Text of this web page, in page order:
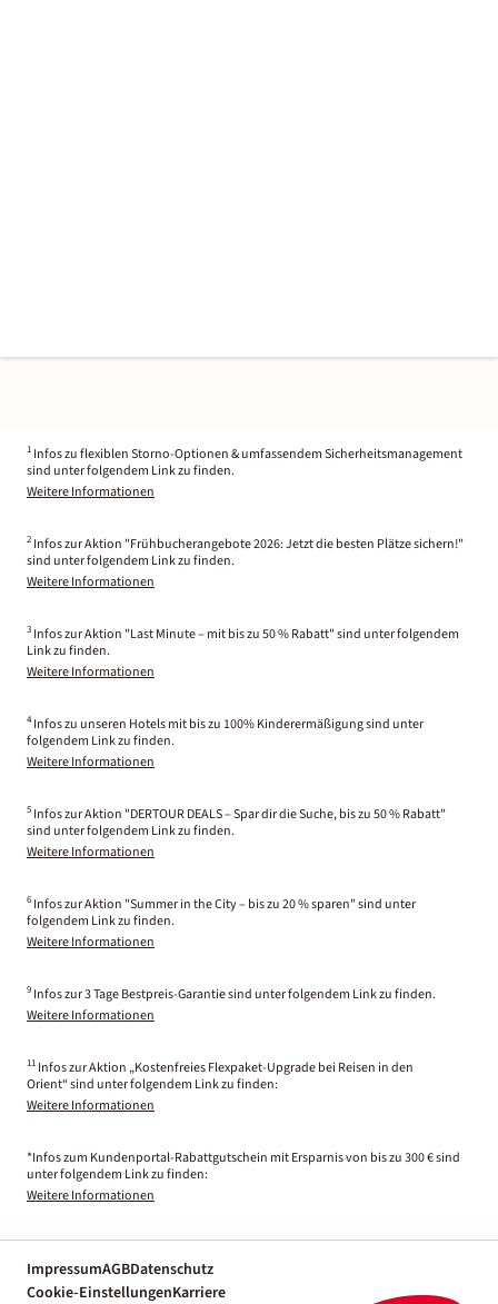
1 Infos zu flexiblen Storno-Optionen & umfassendem Sicherheitsmanagement
sind unter folgendem Link zu finden.
Weitere Informationen
2 Infos zur Aktion "Frühbucherangebote 2026: Jetzt die besten Plätze sichern!"
sind unter folgendem Link zu finden.
Weitere Informationen
3 Infos zur Aktion "Last Minute – mit bis zu 50 % Rabatt" sind unter folgendem
Link zu finden.
Weitere Informationen
4 Infos zu unseren Hotels mit bis zu 100% Kinderermäßigung sind unter
folgendem Link zu finden.
Weitere Informationen
5 Infos zur Aktion "DERTOUR DEALS – Spar dir die Suche, bis zu 50 % Rabatt"
sind unter folgendem Link zu finden.
Weitere Informationen
6 Infos zur Aktion "Summer in the City – bis zu 20 % sparen" sind unter
folgendem Link zu finden.
Weitere Informationen
9 Infos zur 3 Tage Bestpreis-Garantie sind unter folgendem Link zu finden.
Weitere Informationen
11 Infos zur Aktion „Kostenfreies Flexpaket-Upgrade bei Reisen in den
Orient“ sind unter folgendem Link zu finden:
Weitere Informationen
*Infos zum Kundenportal-Rabattgutschein mit Ersparnis von bis zu 300 € sind
unter folgendem Link zu finden:
Weitere Informationen
ImpressumAGBDatenschutz
Cookie-EinstellungenKarriere